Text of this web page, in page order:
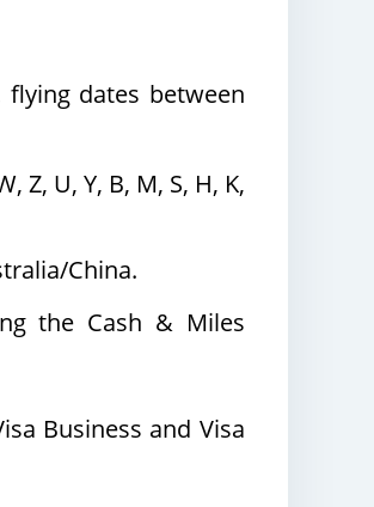
flying dates between
Z, U, Y, B, M, S, H, K,
China.
the Cash & Miles
Business and Visa